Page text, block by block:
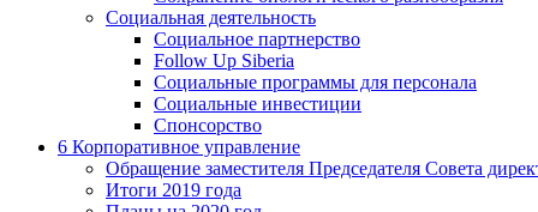
Социальная деятельность
Социальное партнерство
Follow Up Siberia
Социальные программы для персонала
Социальные инвестиции
Спонсорство
6 Корпоративное управление
Обращение заместителя Председателя Совета
Итоги 2019 года